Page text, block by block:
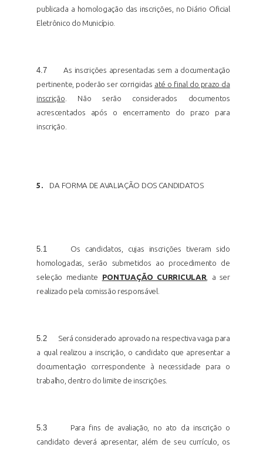
publicada a homologação das inscrições, no Diário Oficial
Eletrônico do Município.
4.7
As inscrições apresentadas sem a documentação
pertinente, poderão ser corrigidas até o final do prazo da
inscrição. Não serão considerados documentos
acrescentados após o encerramento do prazo para
inscrição.
5. DA FORMA DE AVALIAÇÃO DOS CANDIDATOS
5.1
Os candidatos, cujas inscrições tiveram sido
homologadas, serão submetidos ao procedimento de
seleção mediante PONTUAÇÃO CURRICULAR, a ser
realizado pela comissão responsável.
5.2
Será considerado aprovado na respectiva vaga para
a qual realizou a inscrição, o candidato que apresentar a
documentação correspondente à necessidade para o
trabalho, dentro do limite de inscrições.
5.3
Para fins de avaliação, no ato da inscrição o
candidato deverá apresentar, além de seu currículo, os